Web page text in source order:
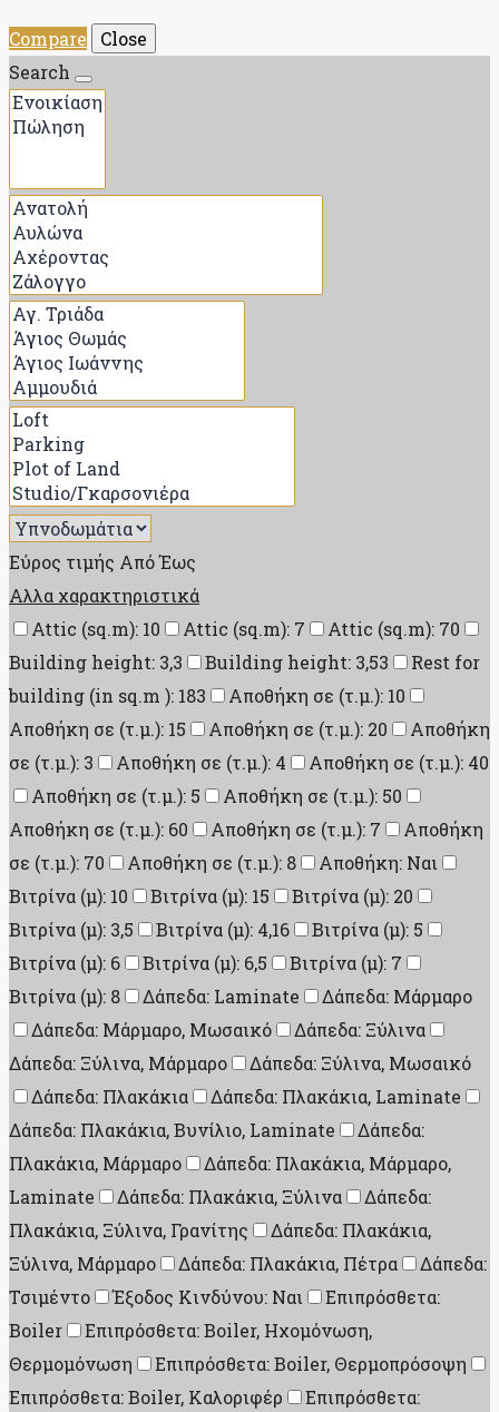
Compare
Close
Search
Εύρος τιμής ΑπόΈως
Αλλα χαρακτηριστικά
Attic (sq.m): 10
Attic (sq.m): 7
Attic (sq.m): 70
Building height: 3,3
Building height: 3,53
Rest for
building (in sq.m ): 183
Αποθήκη σε (τ.μ.): 10
Αποθήκη σε (τ.μ.): 15
Αποθήκη σε (τ.μ.): 20
Αποθήκη
σε (τ.μ.): 3
Αποθήκη σε (τ.μ.): 4
Αποθήκη σε (τ.μ.): 40
Αποθήκη σε (τ.μ.): 5
Αποθήκη σε (τ.μ.): 50
Αποθήκη σε (τ.μ.): 60
Αποθήκη σε (τ.μ.): 7
Αποθήκη
σε (τ.μ.): 70
Αποθήκη σε (τ.μ.): 8
Αποθήκη: Ναι
Βιτρίνα (μ): 10
Βιτρίνα (μ): 15
Βιτρίνα (μ): 20
Βιτρίνα (μ): 3,5
Βιτρίνα (μ): 4,16
Βιτρίνα (μ): 5
Βιτρίνα (μ): 6
Βιτρίνα (μ): 6,5
Βιτρίνα (μ): 7
Βιτρίνα (μ): 8
Δάπεδα: Laminate
Δάπεδα: Μάρμαρο
Δάπεδα: Μάρμαρο, Μωσαικό
Δάπεδα: Ξύλινα
Δάπεδα: Ξύλινα, Μάρμαρο
Δάπεδα: Ξύλινα, Μωσαικό
Δάπεδα: Πλακάκια
Δάπεδα: Πλακάκια, Laminate
Δάπεδα: Πλακάκια, Βυνίλιο, Laminate
Δάπεδα:
Πλακάκια, Μάρμαρο
Δάπεδα: Πλακάκια, Μάρμαρο,
Laminate
Δάπεδα: Πλακάκια, Ξύλινα
Δάπεδα:
Πλακάκια, Ξύλινα, Γρανίτης
Δάπεδα: Πλακάκια,
Ξύλινα, Μάρμαρο
Δάπεδα: Πλακάκια, Πέτρα
Δάπεδα:
Τσιμέντο
Έξοδος Κινδύνου: Ναι
Επιπρόσθετα:
Boiler
Επιπρόσθετα: Boiler, Ηχομόνωση,
Θερμομόνωση
Επιπρόσθετα: Boiler, Θερμοπρόσοψη
Επιπρόσθετα: Boiler, Καλοριφέρ
Επιπρόσθετα: